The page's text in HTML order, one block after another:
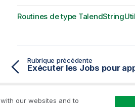
Routines de type TalendStringUtil
Rubrique précédente
our websites and to